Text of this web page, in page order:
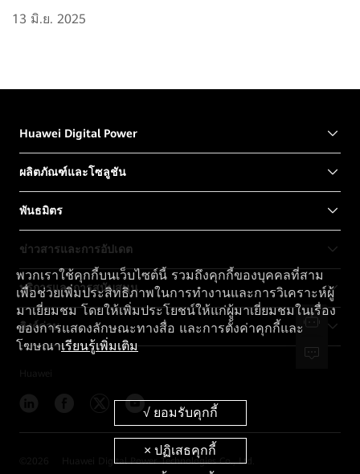
13 มิ.ย. 2025
Huawei Digital Power
ผลิตภัณฑ์และโซลูชัน
พันธมิตร
ข่าวสารและการอัปเดต
บริการและการสนับสนุน
ลิงก์ด่วน
Huawei Digital Power Technologies Co., Ltd.
พวกเราใช้คุกกี้บนเว็บไซต์นี้ รวมถึงคุกกี้ของบุคคลที่สาม
เพื่อช่วยเพิ่มประสิทธิภาพในการทำงานและการวิเคราะห์ผู้
มาเยี่ยมชม โดยให้เพิ่มประโยชน์ให้แก่ผู้มาเยี่ยมชมในเรื่อง
ของการแสดงลักษณะทางสื่อ และการตั้งค่าคุกกี้และ
โฆษณาเรียนรู้เพิ่มเติม